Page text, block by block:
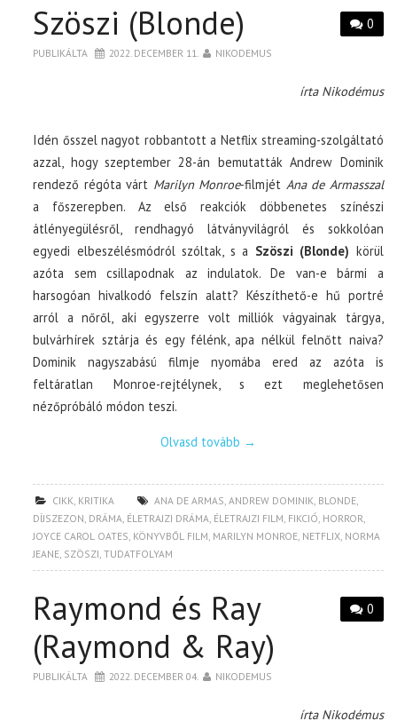
0
Szöszi (Blonde)
PUBLIKÁLTA 2022. DECEMBER 11. NIKODEMUS
írta Nikodémus
Idén ősszel nagyot robbantott a Netflix streaming-szolgáltató
azzal, hogy szeptember 28-án bemutatták Andrew Dominik
rendező régóta várt Marilyn Monroe-filmjét Ana de Armasszal
a főszerepben. Az első reakciók döbbenetes színészi
átlényegülésről, rendhagyó látványvilágról és sokkolóan
egyedi elbeszélésmódról szóltak, s a Szöszi (Blonde) körül
azóta sem csillapodnak az indulatok. De van-e bármi a
harsogóan hivalkodó felszín alatt? Készíthető-e hű portré
arról a nőről, aki egyszerre volt milliók vágyainak tárgya,
bulvárhírek sztárja és egy félénk, apa nélkül felnőtt naiva?
Dominik nagyszabású filmje nyomába ered az azóta is
feltáratlan Monroe-rejtélynek, s ezt meglehetősen
nézőpróbáló módon teszi.
Olvasd tovább →
CIKK KRITIKA ANA DE ARMAS ,ANDREW DOMINIK BLONDE
DÍJSZEZON DRÁMA ÉLETRAJZI DRÁMA ÉLETRAJZI FILM FIKCIÓ HORROR
JOYCE CAROL OATES KÖNYVBŐL FILM MARILYN MONROE NETFLIX NORMA
JEANE SZÖSZI ,TUDATFOLYAM
0
Raymond és Ray
(Raymond & Ray)
PUBLIKÁLTA 2022. DECEMBER 04. NIKODEMUS
írta Nikodémus